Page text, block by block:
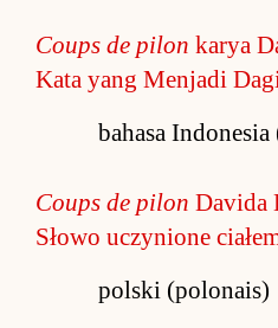
Coups de pilon karya
Kata yang Menjadi
bahasa
Coups de pilon Davida
Słowo uczynione
polski (polonais)